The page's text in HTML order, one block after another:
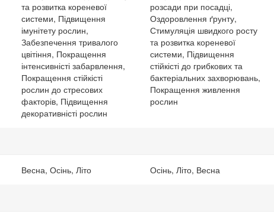
та розвитка кореневої
системи, Підвищення
імунітету рослин,
Забезпечення тривалого
цвітіння, Покращення
інтенсивністі забарвлення,
Покращення стійкісті
рослин до стресових
факторів, Підвищення
декоративністі рослин
розсади при посадці,
Оздоровлення ґрунту,
Стимуляція швидкого росту
та розвитка кореневої
системи, Підвищення
стійкісті до грибкових та
бактеріальних захворювань,
Покращення живлення
рослин
Весна, Осінь, Літо Осінь, Літо, Весна